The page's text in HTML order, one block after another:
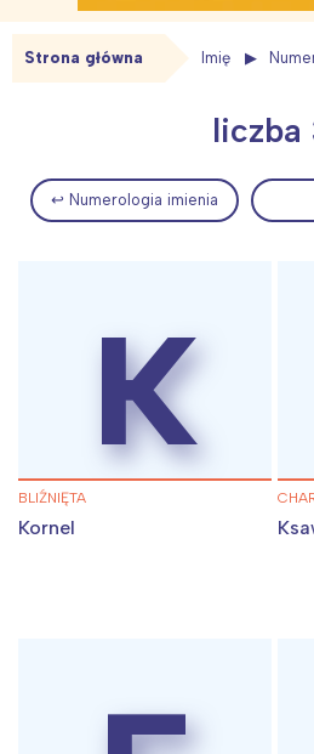
Strona główna Imię
liczba
↩ Numerologia imienia
K
BLIŹNIĘTA
Kornel